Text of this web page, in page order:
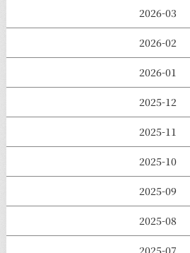
2026-03
2026-02
2026-01
2025-12
2025-11
2025-10
2025-09
2025-08